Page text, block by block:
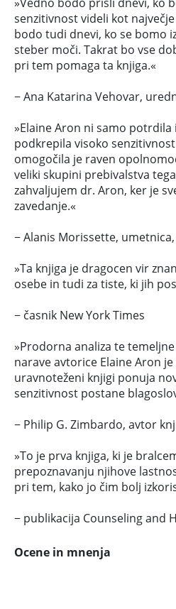
senzitivnost videli kot
bodo tudi dnevi, ko se bomo
steber moči. Takrat bo vse
pri tem pomaga ta knjiga.«
− Ana Katarina Vehovar,
»Elaine Aron ni samo potrdila
podkrepila visoko
omogočila je raven
veliki skupini prebivalstva
zahvaljujem dr. Aron, ker je
zavedanje.«
− Alanis Morissette,
»Ta knjiga je dragocen vir
osebe in tudi za tiste, ki jih
− časnik New York Times
»Prodorna analiza te
narave avtorice Elaine Aron
uravnoteženi knjigi ponuja
senzitivnost postane
− Philip G. Zimbardo, avtor
»To je prva knjiga, ki je
prepoznavanju njihove
pri tem, kako jo čim bolj
− publikacija Counseling and
Ocene in mnenja